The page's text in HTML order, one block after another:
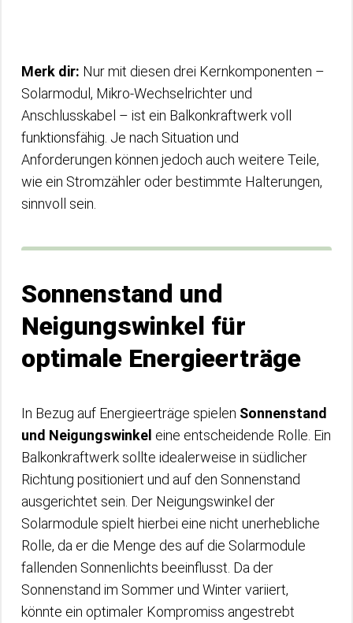
Merk dir: Nur mit diesen drei Kernkomponenten –
Solarmodul, Mikro-Wechselrichter und
Anschlusskabel – ist ein Balkonkraftwerk voll
funktionsfähig. Je nach Situation und
Anforderungen können jedoch auch weitere Teile,
wie ein Stromzähler oder bestimmte Halterungen,
sinnvoll sein.
Sonnenstand und
Neigungswinkel für
optimale Energieerträge
In Bezug auf Energieerträge spielen Sonnenstand
und Neigungswinkel eine entscheidende Rolle. Ein
Balkonkraftwerk sollte idealerweise in südlicher
Richtung positioniert und auf den Sonnenstand
ausgerichtet sein. Der Neigungswinkel der
Solarmodule spielt hierbei eine nicht unerhebliche
Rolle, da er die Menge des auf die Solarmodule
fallenden Sonnenlichts beeinflusst. Da der
Sonnenstand im Sommer und Winter variiert,
könnte ein optimaler Kompromiss angestrebt